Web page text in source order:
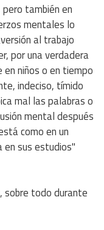
también en
mentales lo
al trabajo
por una verdadera
niños o en tiempo
indeciso, tímido
mal las palabras o
mental después
como en un
en sus estudios"
sobre todo durante